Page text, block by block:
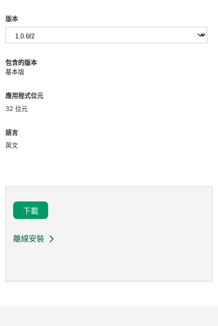
版本
包含的版本
基本版
應用程式位元
32 位元
語言
英文
下載
離線安裝